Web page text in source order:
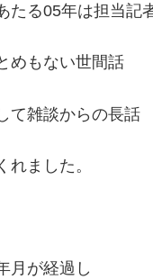
たる05年は担当
めもない世間話
て雑談からの長話
れました。
月が経過し